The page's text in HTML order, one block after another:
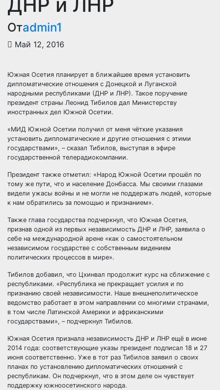
Отadmin1
Май 12, 2016
Южная Осетия планирует в ближайшее время установить
дипломатические отношения с Донецкой и Луганской
народными республиками (ДНР и ЛНР). Такое поручение
президент страны Леонид Тибилов дал Министерству
иностранных дел Южной Осетии.
«МИД Южной Осетии получил от меня чёткие указания
установить дипломатические и другие отношения с этими
государствами», – сказал Тибилов, выступая в эфире
государственной телерадиокомпании.
Президент также отметил: «Народ Южной Осетии прошёл по
тому же пути, что и население Донбасса. Мы своими глазами
видели ужасы войны и не могли не поддержать людей, которые
к нам обратились за помощью и признанием».
Также глава государства подчеркнул, что Южная Осетия,
признав одной из первых независимость ДНР и ЛНР, заявила о
себе на международной арене «как о самостоятельном
независимом государстве с собственным видением
политических процессов в мире».
Тибилов добавил, что Цхинвал продолжит курс на сближение с
республиками. «Республика не прекращает усилия и по
признанию своей независимости. Наше внешнеполитическое
ведомство работает в этом направлении со многими странами,
в том числе Латинской Америки и африканскими
государствами», – подчеркнул Тибилов.
Южная Осетия признала независимость ДНР и ЛНР ещё в июне
2014 года: соответствующие указы президент подписал 18 и 27
июня соответственно. Уже в тот раз Тибилов заявил о своих
планах по установлению дипломатических отношений с
республикам. Он подчеркнул, что в этом деле он чувствует
поддержку южноосетинского народа.